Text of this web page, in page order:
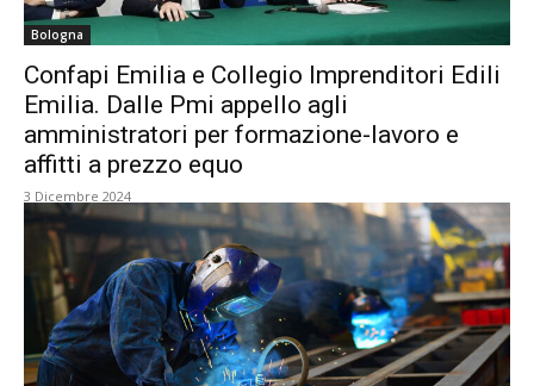
Bologna
Confapi Emilia e Collegio Imprenditori Edili
Emilia. Dalle Pmi appello agli
amministratori per formazione-lavoro e
affitti a prezzo equo
3 Dicembre 2024